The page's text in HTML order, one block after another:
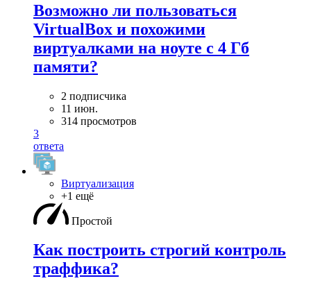
Возможно ли пользоваться
VirtualBox и похожими
виртуалками на ноуте с 4 Гб
памяти?
2 подписчика
11 июн.
314 просмотров
3
ответа
Виртуализация
+1 ещё
Простой
Как построить строгий контроль
траффика?